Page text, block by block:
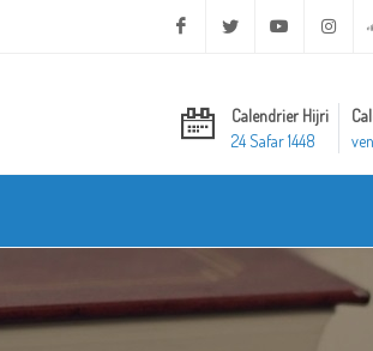
Facebook Twitter Youtube
Calendrier Hijri
24 Safar 1448